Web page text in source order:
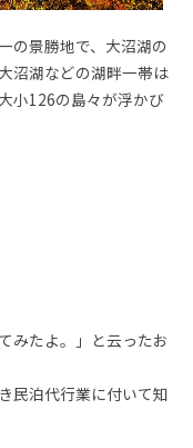
の景勝地で、大沼湖の
沼湖などの湖畔一帯は
小126の島々が浮かび
みたよ。」と云ったお
民泊代行業に付いて知